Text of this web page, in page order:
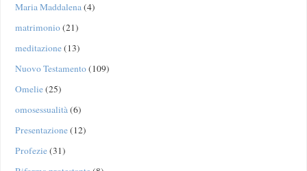
Maria Maddalena(4)
matrimonio(21)
meditazione(13)
Nuovo Testamento(109)
Omelie(25)
omosessualità(6)
Presentazione(12)
Profezie(31)